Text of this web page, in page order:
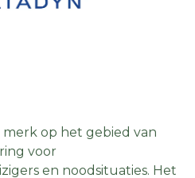
op het gebied van
voor
en noodsituaties. Het